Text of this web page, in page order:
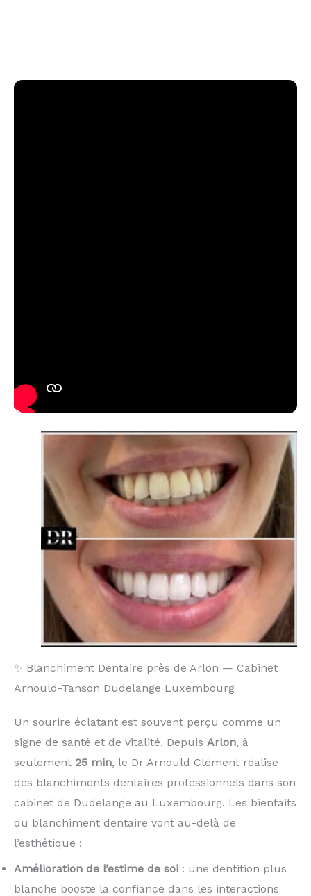
✨ Blanchiment Dentaire près de Arlon — Cabinet
Arnould-Tanson Dudelange Luxembourg
Un sourire éclatant est souvent perçu comme un
signe de santé et de vitalité. Depuis Arlon, à
seulement 25 min, le Dr Arnould Clément réalise
des blanchiments dentaires professionnels dans son
cabinet de Dudelange au Luxembourg. Les bienfaits
du blanchiment dentaire vont au-delà de
l’esthétique :
Amélioration de l’estime de soi : une dentition plus
blanche booste la confiance dans les interactions